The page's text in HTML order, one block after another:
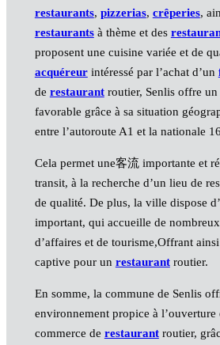
restaurants, pizzerias, crêperies,
restaurantsà thème et des
proposent une cuisine variée et de
acquéreurintéressé par l’achat d’un
de restaurantroutier, Senlis offre un
favorable grâce à sa situation
entre l’autoroute A1 et la nationale
Cela permet une客流 importante et
transit, à la recherche d’un lieu de
de qualité. De plus, la ville dispose
important, qui accueille de
d’affaires et de tourisme,Offrant
captive pour un restaurantroutier.
En somme, la commune de Senlis
environnement propice à l’ouverture
commerce de restaurantroutier,